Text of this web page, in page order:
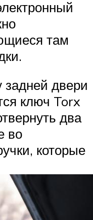
там
задней двери
ключ Torx
два
во
которые